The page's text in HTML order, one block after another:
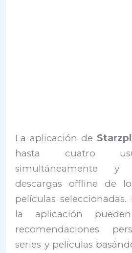
La aplicación de
hasta cuatro
simultáneamente
descargas offline de
películas
la aplicación
recomendaciones
series y películas